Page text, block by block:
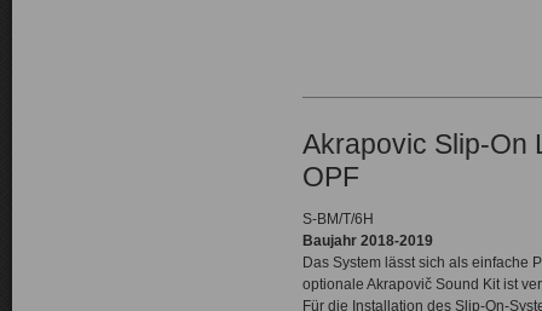
Akrapovic Slip-On
OPF
S-BM/T/6H
Baujahr 2018-2019
Das System lässt sich als einfache
optionale Akrapovič Sound Kit ist
Für die Installation des Slip-On-